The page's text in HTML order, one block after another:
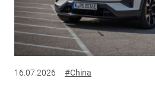
16.07.2026 #China